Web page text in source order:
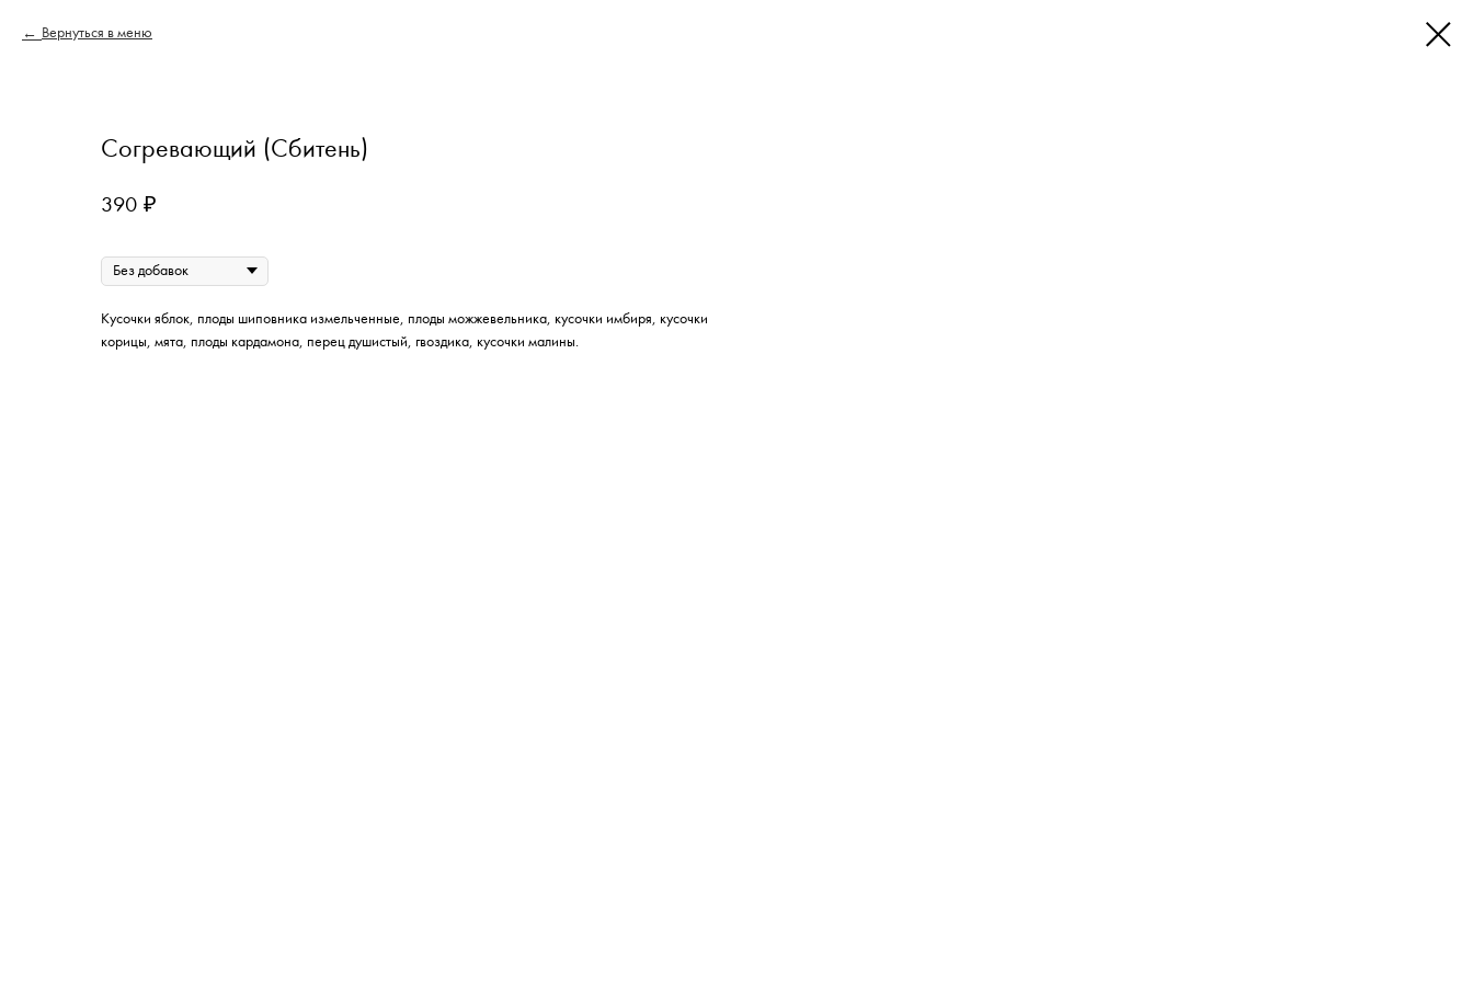
Вернуться в меню
Согревающий (Сбитень)
390 ₽
Кусочки яблок, плоды шиповника измельченные, плоды можжевельника, кусочки имбиря, кусочки
корицы, мята, плоды кардамона, перец душистый, гвоздика, кусочки малины.